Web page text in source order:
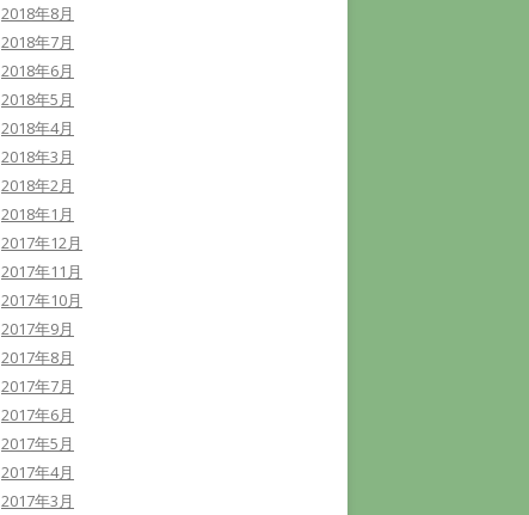
2018年8月
2018年7月
2018年6月
2018年5月
2018年4月
2018年3月
2018年2月
2018年1月
2017年12月
2017年11月
2017年10月
2017年9月
2017年8月
2017年7月
2017年6月
2017年5月
2017年4月
2017年3月